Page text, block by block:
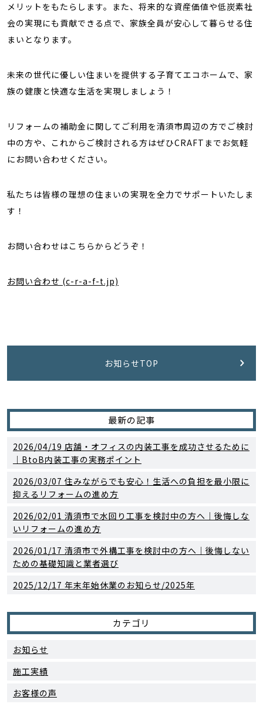
メリットをもたらします。また、将来的な資産価値や低炭素社
会の実現にも貢献できる点で、家族全員が安心して暮らせる住
まいとなります。
未来の世代に優しい住まいを提供する子育てエコホームで、家
族の健康と快適な生活を実現しましょう！
リフォームの補助金に関してご利用を清須市周辺の方でご検討
中の方や、これからご検討される方はぜひCRAFTまでお気軽
にお問い合わせください。
私たちは皆様の理想の住まいの実現を全力でサポートいたしま
す！
お問い合わせはこちらからどうぞ！
お問い合わせ (c-r-a-f-t.jp)
お知らせTOP
最新の記事
2026/04/19 店舗・オフィスの内装工事を成功させるために
｜BtoB内装工事の実務ポイント
2026/03/07 住みながらでも安心！生活への負担を最小限に
抑えるリフォームの進め方
2026/02/01 清須市で水回り工事を検討中の方へ｜後悔しな
いリフォームの進め方
2026/01/17 清須市で外構工事を検討中の方へ｜後悔しない
ための基礎知識と業者選び
2025/12/17 年末年始休業のお知らせ/2025年
カテゴリ
お知らせ
施工実績
お客様の声